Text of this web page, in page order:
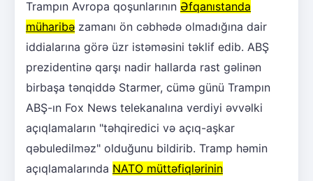
Trampın Avropa qoşunlarının Əfqanıstanda
müharibə zamanı ön cəbhədə olmadığına dair
iddialarına görə üzr istəməsini təklif edib. ABŞ
prezidentinə qarşı nadir hallarda rast gəlinən
birbaşa tənqiddə Starmer, cümə günü Trampın
ABŞ-ın Fox News telekanalına verdiyi əvvəlki
açıqlamaların "təhqiredici və açıq-aşkar
qəbuledilməz" olduğunu bildirib. Tramp həmin
açıqlamalarında NATO müttəfiqlərinin